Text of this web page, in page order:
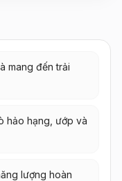
mang đến trải
hảo hạng, ướp và
lượng hoàn